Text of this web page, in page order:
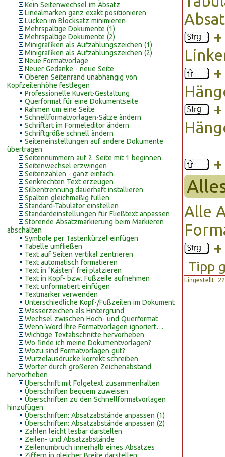
Kein Seitenwechsel im Absatz
Linealmarken ganz exakt positionieren
Lücken im Blocksatz minimieren
Mehrspaltige Dokumente (1)
Mehrspaltige Dokumente (2)
Minigrafiken als Aufzählungszeichen (1)
Minigrafiken als Aufzählungszeichen (2)
Neue Formatvorlage
Neuer Gedanke - neue Seite
Oberen Seitenrand unabhängig von
Kopfzeilenhöhe festlegen
Professionelle Kuvert-Gestaltung
Querformat für eine Dokumentseite
Rahmen um eine Seite
Schnellformatvorlagen-Sätze ändern
Schriftart im Formeleditor ändern
Schriftgröße schnell ändern
Seiteneinstellungen auf andere Dokumente
übertragen
Seitennummern auf 2. Seite mit 1 beginnen
Seitenwechsel erzwingen
Seitenzahlen - ganz einfach
Senkrechten Text erzeugen
Silbentrennung dauerhaft installieren
Spalten gleichmäßig füllen
Standard-Tabulator einstellen
Standardeinstellungen für Fließtext anpassen
Störende Absatzmarkierung beim Markieren
abschalten
Symbole per Tastenkürzel einfügen
Tabelle umfließen
Text auf Seiten vertikal zentrieren
Text automatisch formatieren
Text in "Kästen" frei platzieren
Text in Kopf- bzw. Fußzeile aufnehmen
Text unformatiert einfügen
Textmarker verwenden
Unterschiedliche Kopf-/Fußzeilen im Dokument
Wasserzeichen als Hintergrund
Wechsel zwischen Hoch- und Querformat
Wenn Word Ihre Formatvorlagen ignoriert…
Wichtige Textabschnitte hervorheben
Wo finde ich meine Dokumentvorlagen?
Wozu sind Formatvorlagen gut?
Wurzelausdrücke korrekt schreiben
Wörter durch größeren Zeichenabstand
hervorheben
Überschrift mit Folgetext zusammenhalten
Überschriften bequem zuweisen
Überschriften zu den Schnellformatvorlagen
hinzufügen
Überschriften: Absatzabstände anpassen (1)
Überschriften: Absatzabstände anpassen (2)
Zahlen leicht lesbar darstellen
Zeilen- und Absatzabstände
Zeilenumbruch innerhalb eines Absatzes
Alle
Tipp
Eingestellt: